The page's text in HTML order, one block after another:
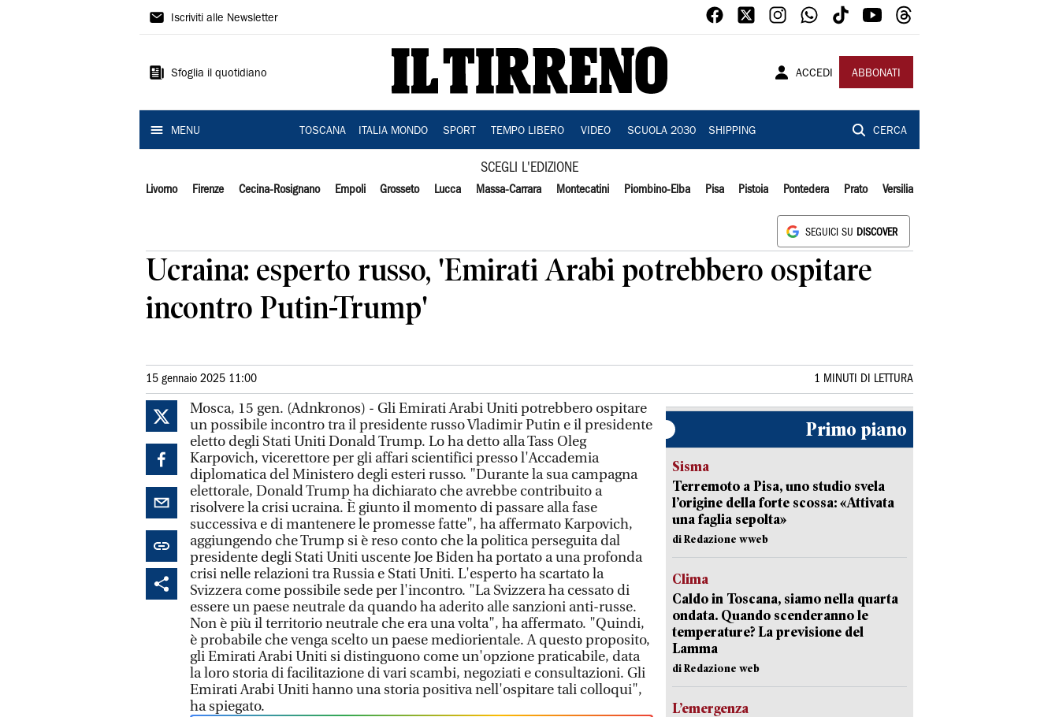
Il
Iscriviti alle Newsletter
Sfoglia il quotidiano ACCEDI ABBONATI
MENU TOSCANA ITALIA MONDO SPORT TEMPO LIBERO VIDEO SCUOLA 2030 SHIPPING CERCA
SCEGLI L'EDIZIONE
Livorno Firenze Cecina-Rosignano Empoli Grosseto Lucca Massa-Carrara Montecatini Piombino-Elba Pisa Pistoia Pontedera Prato Versilia
SEGUICI SU DISCOVER
Ucraina: esperto russo, 'Emirati Arabi potrebbero ospitare
incontro Putin-Trump'
15 gennaio 2025 11:00 1 MINUTI DI LETTURA
Mosca, 15 gen. (Adnkronos) - Gli Emirati Arabi Uniti potrebbero ospitare
un possibile incontro tra il presidente russo Vladimir Putin e il presidente
eletto degli Stati Uniti Donald Trump. Lo ha detto alla Tass Oleg
Karpovich, vicerettore per gli affari scientifici presso l'Accademia
diplomatica del Ministero degli esteri russo. "Durante la sua campagna
elettorale, Donald Trump ha dichiarato che avrebbe contribuito a
risolvere la crisi ucraina. È giunto il momento di passare alla fase
successiva e di mantenere le promesse fatte", ha affermato Karpovich,
aggiungendo che Trump si è reso conto che la politica perseguita dal
presidente degli Stati Uniti uscente Joe Biden ha portato a una profonda
crisi nelle relazioni tra Russia e Stati Uniti. L'esperto ha scartato la
Svizzera come possibile sede per l'incontro. "La Svizzera ha cessato di
essere un paese neutrale da quando ha aderito alle sanzioni anti-russe.
Non è più il territorio neutrale che era una volta", ha affermato. "Quindi,
è probabile che venga scelto un paese mediorientale. A questo proposito,
gli Emirati Arabi Uniti si distinguono come un'opzione praticabile, data
la loro storia di facilitazione di vari scambi, negoziati e consultazioni. Gli
Emirati Arabi Uniti hanno una storia positiva nell'ospitare tali colloqui",
ha spiegato.
Primo piano
Sisma
Terremoto a Pisa, uno studio svela
l’origine della forte scossa: «Attivata
una faglia sepolta»
di Redazione wweb
Clima
Caldo in Toscana, siamo nella quarta
ondata. Quando scenderanno le
temperature? La previsione del
Lamma
di Redazione web
L’emergenza